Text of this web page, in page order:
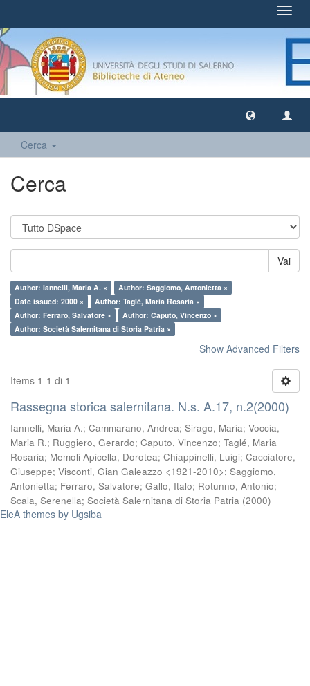
Cerca
Cerca
Vai
Author: Iannelli, Maria A. ×
Author: Saggiomo, Antonietta ×
Date issued: 2000 ×
Author: Taglé, Maria Rosaria ×
Author: Ferraro, Salvatore ×
Author: Caputo, Vincenzo ×
Author: Società Salernitana di Storia Patria ×
Show Advanced Filters
Items 1-1 di 1
Rassegna storica salernitana. N.s. A.17, n.2(2000)
Iannelli, Maria A.; Cammarano, Andrea; Sirago, Maria; Voccia,
Maria R.; Ruggiero, Gerardo; Caputo, Vincenzo; Taglé, Maria
Rosaria; Memoli Apicella, Dorotea; Chiappinelli, Luigi; Cacciatore,
Giuseppe; Visconti, Gian Galeazzo <1921-2010>; Saggiomo,
Antonietta; Ferraro, Salvatore; Gallo, Italo; Rotunno, Antonio;
Scala, Serenella; Società Salernitana di Storia Patria (2000)
EleA themes by Ugsiba